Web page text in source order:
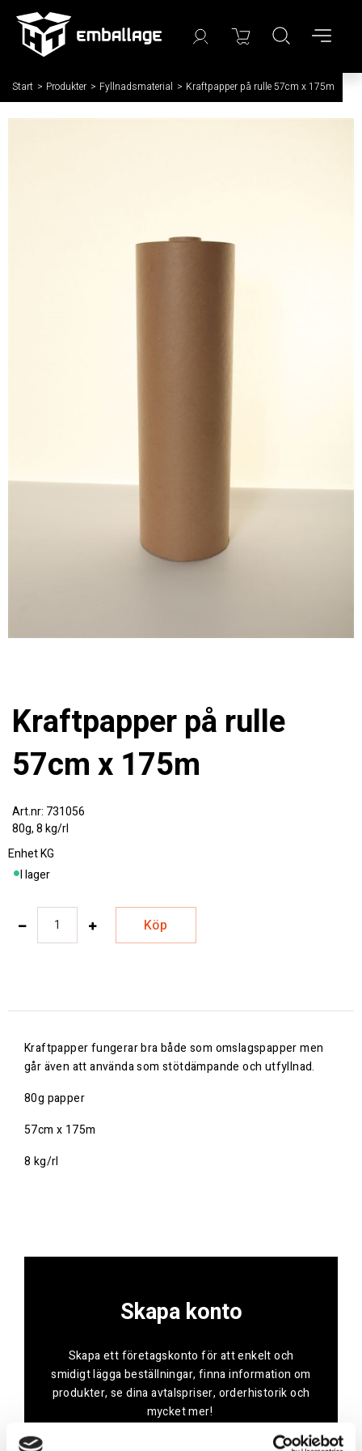
Start / Produkter / Fyllnadsmaterial / Kraftpapper på rulle 57cm x 175m
Kraftpapper på rulle
57cm x 175m
731056
80g, 8 kg/rl
EnhetKG
I lager
Köp
Kraftpapper fungerar bra både som omslagspapper men
går även att använda som stötdämpande och utfyllnad.
80g papper
57cm x 175m
8 kg/rl
Skapa konto
Skapa ett företagskonto för att enkelt och
smidigt lägga beställningar, finna information om
produkter, se dina avtalspriser, orderhistorik och
mycket mer!